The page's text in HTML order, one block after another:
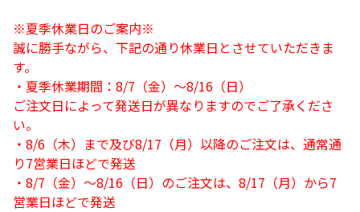
※夏季休業日のご案内※
誠に勝手ながら、下記の通り休業日とさせていただきま
す。
・夏季休業期間：8/7（金）～8/16（日）
ご注文日によって発送日が異なりますのでご了承くださ
い。
・8/6（木）まで及び8/17（月）以降のご注文は、通常通
り7営業日ほどで発送
・8/7（金）～8/16（日）のご注文は、8/17（月）から7
営業日ほどで発送